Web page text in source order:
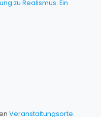
zu Realismus: Ein
Veranstaltungsorte.